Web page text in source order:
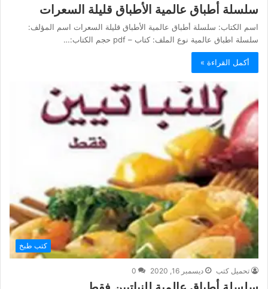
سلسلة أطباق عالمية الأطباق قليلة السعرات
اسم الكتاب: سلسلة أطباق عالمية الأطباق قليلة السعرات اسم المؤلف:
سلسلة اطباق عالمية نوع الملف: كتاب – pdf حجم الكتاب:…
أكمل القراءة »
كتب طبخ
تحميل كتب ديسمبر 16, 2020 0